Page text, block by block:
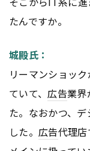
たんですか。
城殿氏：
リーマンショッ
ていて、広告業界
た。なおかつ、デ
した。 広告代理